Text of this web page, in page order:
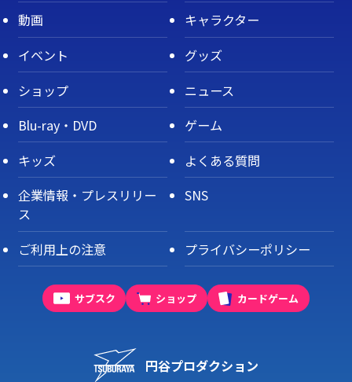
動画
キャラクター
イベント
グッズ
ショップ
ニュース
Blu-ray・DVD
ゲーム
キッズ
よくある質問
企業情報・プレスリリー
ス
SNS
ご利用上の注意 プライバシーポリシー
サブスク ショップ カードゲーム
円谷プロダクション